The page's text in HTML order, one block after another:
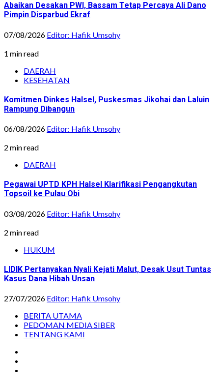
Abaikan Desakan PWI, Bassam Tetap Percaya Ali Dano
Pimpin Disparbud Ekraf
07/08/2026 Editor: Hafik Umsohy
1 min read
DAERAH
KESEHATAN
Komitmen Dinkes Halsel, Puskesmas Jikohai dan Laluin
Rampung Dibangun
06/08/2026 Editor: Hafik Umsohy
2 min read
DAERAH
Pegawai UPTD KPH Halsel Klarifikasi Pengangkutan
Topsoil ke Pulau Obi
03/08/2026 Editor: Hafik Umsohy
2 min read
HUKUM
LIDIK Pertanyakan Nyali Kejati Malut, Desak Usut Tuntas
Kasus Dana Hibah Unsan
27/07/2026 Editor: Hafik Umsohy
BERITA UTAMA
PEDOMAN MEDIA SIBER
TENTANG KAMI